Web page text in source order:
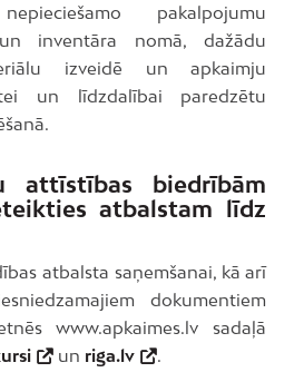
pakalpojumu
inventāra nomā, dažādu
izveidē un apkaimju
un līdzdalībai paredzētu
attīstības biedrībām
atbalstam līdz
atbalsta saņemšanai, kā arī
dokumentiem
www.apkaimes.lv sadaļā
un riga.lv .